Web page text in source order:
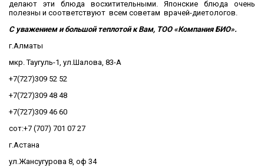
делают эти блюда восхитительными. Японские блюда очень
полезны и соответствуют всем советам врачей-диетологов.
C уважением и большой теплотой к Вам, ТОО «Компания БИО».
г.Алматы
мкр. Таугуль-1, ул.Шалова, 83-А
+7(727)309 52 52
+7(727)309 48 48
+7(727)309 46 60
сот:+7 (707) 701 07 27
г.Астана
ул.Жансугурова 8, оф 34